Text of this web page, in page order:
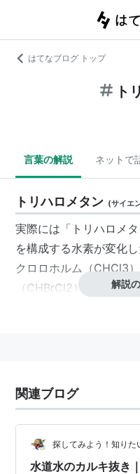
はてなブログ トップ
ト
言葉の解説 ネットで
トリハロメタン (サイエ
実際には「トリハロメ
を構成する水素が変化し
クロロホルム（CHCl3
（CHBrCl2）、ジブロ
名がつけられた。
中枢機能・肝機能・腎
性の疑いあり。
日本の水道水に含まれ
により異なるが5分以
解説
関連ブログ
探してみよう！知りた
水道水のカルキ抜き